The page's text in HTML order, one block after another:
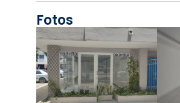
Fotos